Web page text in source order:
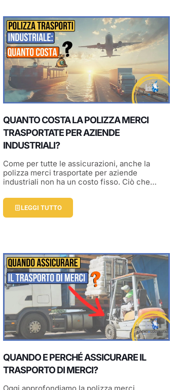
QUANTO COSTA LA POLIZZA MERCI
TRASPORTATE PER AZIENDE
INDUSTRIALI?
Come per tutte le assicurazioni, anche la
polizza merci trasportate per aziende
industriali non ha un costo fisso. Ciò che…
LEGGI TUTTO
QUANDO E PERCHÉ ASSICURARE IL
TRASPORTO DI MERCI?
Oggi approfondiamo la polizza merci